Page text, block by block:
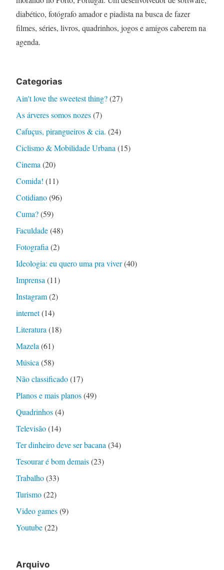
diabético, fotógrafo amador e piadista na busca de fazer
filmes, séries, livros, quadrinhos, jogos e amigos caberem na
agenda.
Categorias
Ain't love the sweetest thing?(27)
As árveres somos nozes(7)
Cafuçus, pirangueiros & cia. (24)
Ciclismo & Mobilidade Urbana (15)
Cinema (20)
Comida! (11)
Cotidiano(96)
Cuma?(59)
Faculdade(48)
Fotografia (2)
Ideologia: eu quero uma pra viver(40)
Imprensa (11)
Instagram(2)
internet(14)
Literatura (18)
Mazela (61)
Música (58)
Não classificado(17)
Planos e mais planos(49)
Quadrinhos(4)
Televisão(14)
Ter dinheiro deve ser bacana (34)
Tesourar é bom demais(23)
Trabalho(33)
Turismo(22)
Video games(9)
Youtube(22)
Arquivo